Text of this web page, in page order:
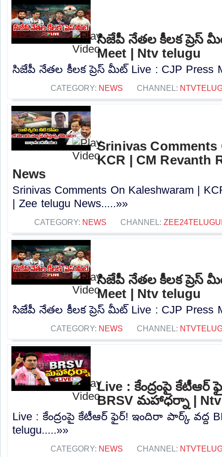
సిజేపీ నేతల కీలక ప్రెస్
Meet | Ntv telugu
సిజేపీ నేతల కీలక ప్రెస్ మీట్ Live : CJP Press
CATEGORY: NEWS CHANNEL:
Srinivas Comments
KCR | CM Revanth
News
Srinivas Comments On Kaleshwaram |
| Zee telugu News.....»»
CATEGORY: NEWS CHANNEL:
సిజేపీ నేతల కీలక ప్రెస్
Meet | Ntv telugu
సిజేపీ నేతల కీలక ప్రెస్ మీట్ Live : CJP Press
CATEGORY: NEWS CHANNEL:
Live : కేంద్రంపై కేటీఆర్
BRSV మహాధర్నా |
Live : కేంద్రంపై కేటీఆర్ ఫైర్! ఇందిరా పార్క్ వద్ద
telugu.....»»
CATEGORY: NEWS CHANNEL: